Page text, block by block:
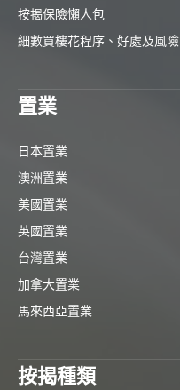
按揭保險懶人包
細數買樓花程序、好處及風險
置業
日本置業
澳洲置業
美國置業
英國置業
台灣置業
加拿大置業
馬來西亞置業
按揭種類